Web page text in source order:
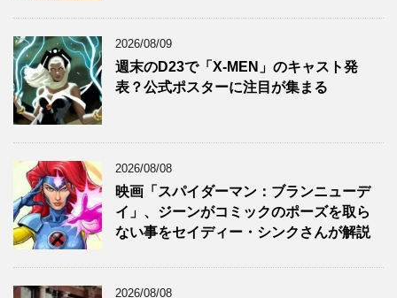
2026/08/09
週末のD23で「X-MEN」のキャスト発
表？公式ポスターに注目が集まる
2026/08/08
映画「スパイダーマン：ブランニューデ
イ」、ジーンがコミックのポーズを取ら
ない事をセイディー・シンクさんが解説
2026/08/08